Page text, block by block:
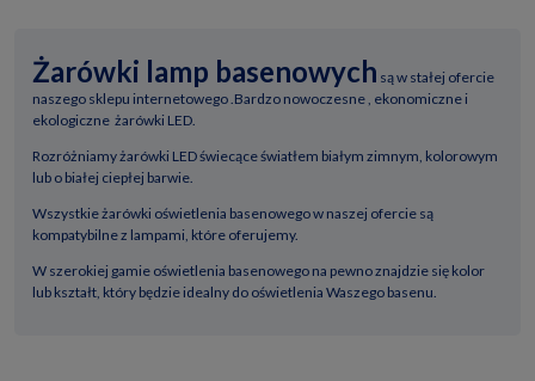
Żarówki lamp basenowych są w stałej ofercie
naszego sklepu internetowego .Bardzo nowoczesne , ekonomiczne i
ekologiczne żarówki LED.
Rozróżniamy żarówki LED świecące światłem białym zimnym, kolorowym
lub o białej ciepłej barwie.
Wszystkie żarówki oświetlenia basenowego w naszej ofercie są
kompatybilne z lampami, które oferujemy.
W szerokiej gamie oświetlenia basenowego na pewno znajdzie się kolor
lub kształt, który będzie idealny do oświetlenia Waszego basenu.